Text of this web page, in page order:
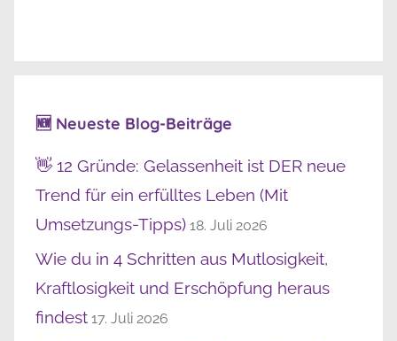
🆕 Neueste Blog-Beiträge
👋 12 Gründe: Gelassenheit ist DER neue
Trend für ein erfülltes Leben (Mit
Umsetzungs-Tipps) 18. Juli 2026
Wie du in 4 Schritten aus Mutlosigkeit,
Kraftlosigkeit und Erschöpfung heraus
findest 17. Juli 2026